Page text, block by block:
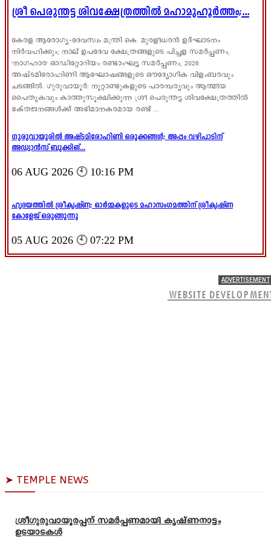
ശ്രീ പെരുന്തട്ട ശിവക്ഷേത്രത്തിൽ മഹാമുഹൂർത്തം;...
കേരള ആരോഗ്യ-ദേവസ്വം മന്ത്രി കെ. മുരളീധരൻ ഉദ്ഘാടനം
നിർവഹിക്കും; നാല് ഉപദേവ ക്ഷേത്രങ്ങളുടെ പിച്ചള സമർപ്പണം,
'നാഗഹാര' ഓഡിറ്റോറിയം രണ്ടാംഘട്ട സമർപ്പണം, 2026
അഷ്ടമിരോഹിണി ആഘോഷങ്ങളുടെ ഔദ്യോഗിക വിളംബരവും
ചടങ്ങിൽ. ഗുരുവായൂർ: നൂറ്റാണ്ടുകളുടെ പാരമ്പര്യവും ആത്മീയ
പൈതൃകവും കാത്തുസൂക്ഷിക്കുന്ന ശ്രീ പെരുന്തട്ട ശിവക്ഷേത്രത്തിൽ
ഭക്തജനങ്ങൾക്ക് അഭിമാനകരമായ രണ്ട് ...
ഗുരുവായൂരിൽ അഷ്ടമിരോഹിണി ഒരുക്കങ്ങൾ; അപ്പം വഴിപാടിന്
അഡ്വാൻസ് ബുക്കിങ്...
06 AUG 2026 🕙 10:16 PM
ഹൃദയത്തിൽ ശ്രീകൃഷ്ണ; ഓർമ്മകളുടെ മഹാസംഗമത്തിന് ശ്രീകൃഷ്ണ
കോളേജ് ഒരുങ്ങുന്നു
05 AUG 2026 🕙 07:22 PM
ADVERTISEMENT
WEBSITE
➤ TEMPLE NEWS
ശ്രീഗുരുവായൂരപ്പന് സമർപ്പണമായി കൃഷ്ണനാട്ടം
ഉടയാടകൾ